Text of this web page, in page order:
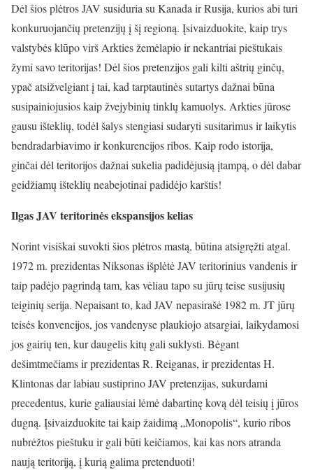
Dėl šios plėtros JAV susiduria su Kanada ir Rusija, kurios abi turi
konkuruojančių pretenzijų į šį regioną. Įsivaizduokite, kaip trys
valstybės klūpo virš Arkties žemėlapio ir nekantriai pieštukais
žymi savo teritorijas! Dėl šios pretenzijos gali kilti aštrių ginčų,
ypač atsižvelgiant į tai, kad tarptautinės sutartys dažnai būna
susipainiojusios kaip žvejybinių tinklų kamuolys. Arkties jūrose
gausu išteklių, todėl šalys stengiasi sudaryti susitarimus ir laikytis
bendradarbiavimo ir konkurencijos ribos. Kaip rodo istorija,
ginčai dėl teritorijos dažnai sukelia padidėjusią įtampą, o dėl dabar
geidžiamų išteklių neabejotinai padidėjo karštis!
Ilgas JAV teritorinės ekspansijos kelias
Norint visiškai suvokti šios plėtros mastą, būtina atsigręžti atgal.
1972 m. prezidentas Niksonas išplėtė JAV teritorinius vandenis ir
taip padėjo pagrindą tam, kas vėliau tapo su jūrų teise susijusių
teiginių serija. Nepaisant to, kad JAV nepasirašė 1982 m. JT jūrų
teisės konvencijos, jos vandenyse plaukiojo atsargiai, laikydamosi
jos gairių ten, kur daugelis kitų gali suklysti. Bėgant
dešimtmečiams ir prezidentas R. Reiganas, ir prezidentas H.
Klintonas dar labiau sustiprino JAV pretenzijas, sukurdami
precedentus, kurie galiausiai lėmė dabartinę kovą dėl teisių į jūros
dugną. Įsivaizduokite tai kaip žaidimą „Monopolis“, kurio ribos
nubrėžtos pieštuku ir gali būti keičiamos, kai kas nors atranda
naują teritoriją, į kurią galima pretenduoti!